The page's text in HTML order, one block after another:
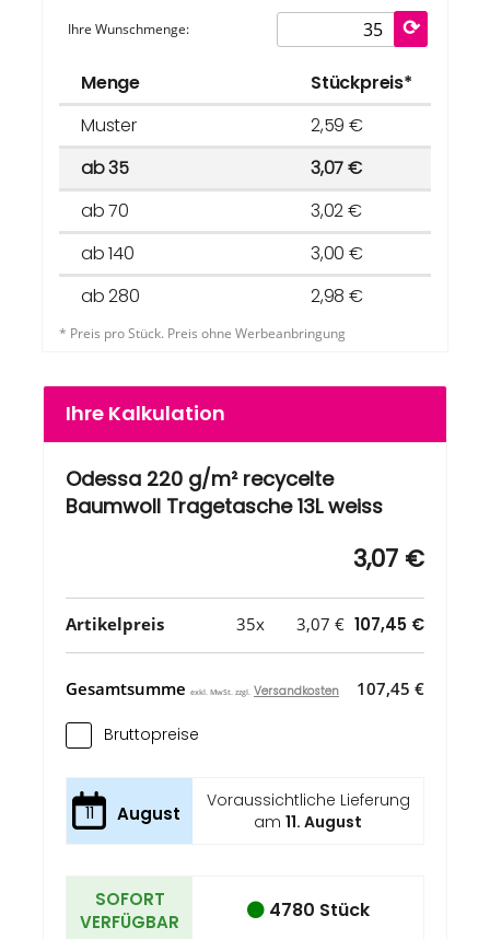
Ihre Wunschmenge:
Menge
Stückpreis*
Muster
2,59 €
ab 35
3,07 €
ab 70
3,02 €
ab 140
3,00 €
ab 280
2,98 €
* Preis pro Stück. Preis ohne Werbeanbringung
Ihre Kalkulation
Odessa 220 g/m² recycelte
Baumwoll Tragetasche 13L weiss
3,07 €
Artikelpreis 35x 3,07 € 107,45 €
Gesamtsumme exkl. MwSt. zzgl. Versandkosten 107,45 €
Bruttopreise
11 August
Voraussichtliche Lieferung
am11. August
SOFORT
VERFÜGBAR
4780 Stück